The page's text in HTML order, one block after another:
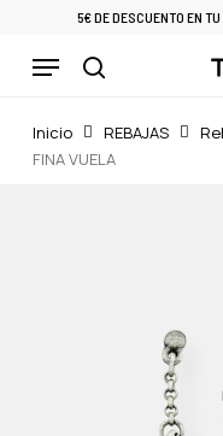
main
5€ DE DESCUENTO EN
Menu Cart
Inicio REBAJAS
FINA VUELA